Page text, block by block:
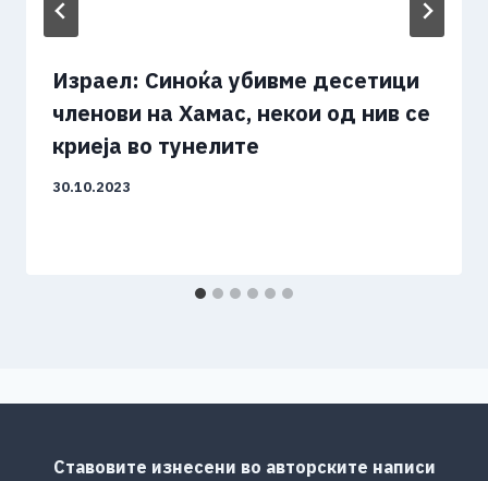
Израел: Синоќа убивме десетици
членови на Хамас, некои од нив се
криеја во тунелите
30.10.2023
Ставовите изнесени во авторските написи